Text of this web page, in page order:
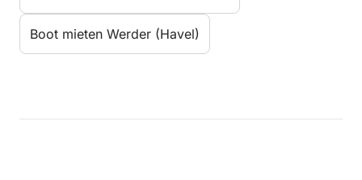
Boot mieten Werder (Havel)